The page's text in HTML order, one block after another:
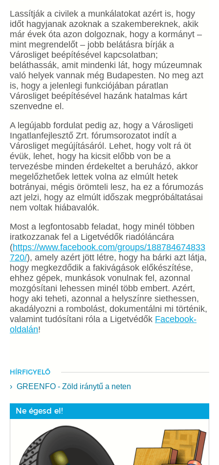
Lassítják a civilek a munkálatokat azért is, hogy
időt hagyjanak azoknak a szakembereknek, akik
már évek óta azon dolgoznak, hogy a kormányt –
mint megrendelőt – jobb belátásra bírják a
Városliget beépítésével kapcsolatban;
beláthassák, amit mindenki lát, hogy múzeumnak
való helyek vannak még Budapesten. No meg azt
is, hogy a jelenlegi funkciójában páratlan
Városliget beépítésével hazánk hatalmas kárt
szenvedne el.
A legújabb fordulat pedig az, hogy a Városligeti
Ingatlanfejlesztő Zrt. fórumsorozatot indít a
Városliget megújításáról. Lehet, hogy volt rá öt
évük, lehet, hogy ha kicsit előbb von be a
tervezésbe minden érdekeltet a beruházó, akkor
megelőzhetőek lettek volna az elmúlt hetek
botrányai, mégis örömteli lesz, ha ez a fórumozás
azt jelzi, hogy az elmúlt időszak megpróbáltatásai
nem voltak hiábavalók.
Most a legfontosabb feladat, hogy minél többen
iratkozzanak fel a Ligetvédők riadóláncára
(https://www.facebook.com/groups/188784674833
720/), amely azért jött létre, hogy ha bárki azt látja,
hogy megkezdődik a fakivágások előkészítése,
ehhez gépek, munkások vonulnak fel, azonnal
mozgósítani lehessen minél több embert. Azért,
hogy aki teheti, azonnal a helyszínre siethessen,
akadályozni a rombolást, dokumentálni mi történik,
valamint tudósítani róla a Ligetvédők Facebook-
oldalán!
HÍRFIGYELŐ
GREENFO - Zöld iránytű a neten
Ne égesd el!